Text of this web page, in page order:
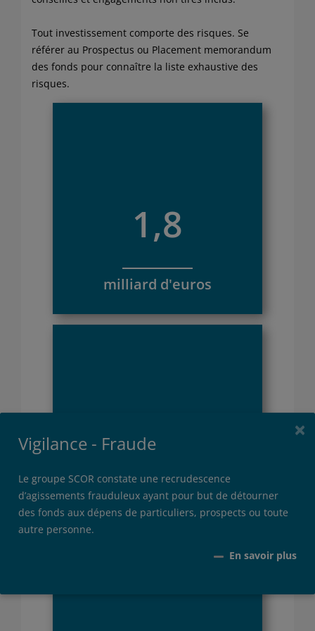
Tout investissement comporte des risques. Se
référer au Prospectus ou Placement memorandum
des fonds pour connaître la liste exhaustive des
risques.
1,8
milliard d'euros
+500
opérations
Vigilance - Fraude
Le groupe SCOR constate une recrudescence
d’agissements frauduleux ayant pour but de détourner
des fonds aux dépens de particuliers, prospects ou toute
autre personne.
En savoir plus
×
contexte économique et financier et aucune assurance
n’est donnée que les OPC atteindront leurs objectifs.
L’investisseur peut ne pas récupérer le capital investi
au départ. Il est rappelé également que les
performances passées ne préjugent pas des
Réglement disponibles gratuitement sur simple
demande auprès de SCOR Investment Partners SE –
Les informations contenues sur ce site internet sont la
propriété exclusive de SCOR Investment Partners SE et
ni traduites, ni distribuées sans l’accord écrit préalable